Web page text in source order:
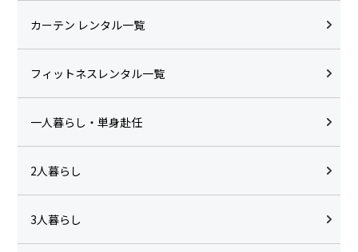
カーテン レンタル一覧
フィットネスレンタル一覧
一人暮らし・単身赴任
2人暮らし
3人暮らし